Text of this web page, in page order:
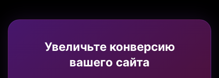
Увеличьте конверсию
вашего сайта